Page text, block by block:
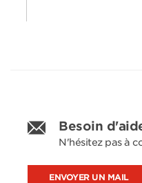
Besoin
N'hésitez pas à
ENVOYER UN MAIL